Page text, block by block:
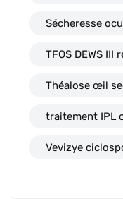
Sécheresse
TFOS DEWS
Théalose œil
traitement IPL
Vevizye